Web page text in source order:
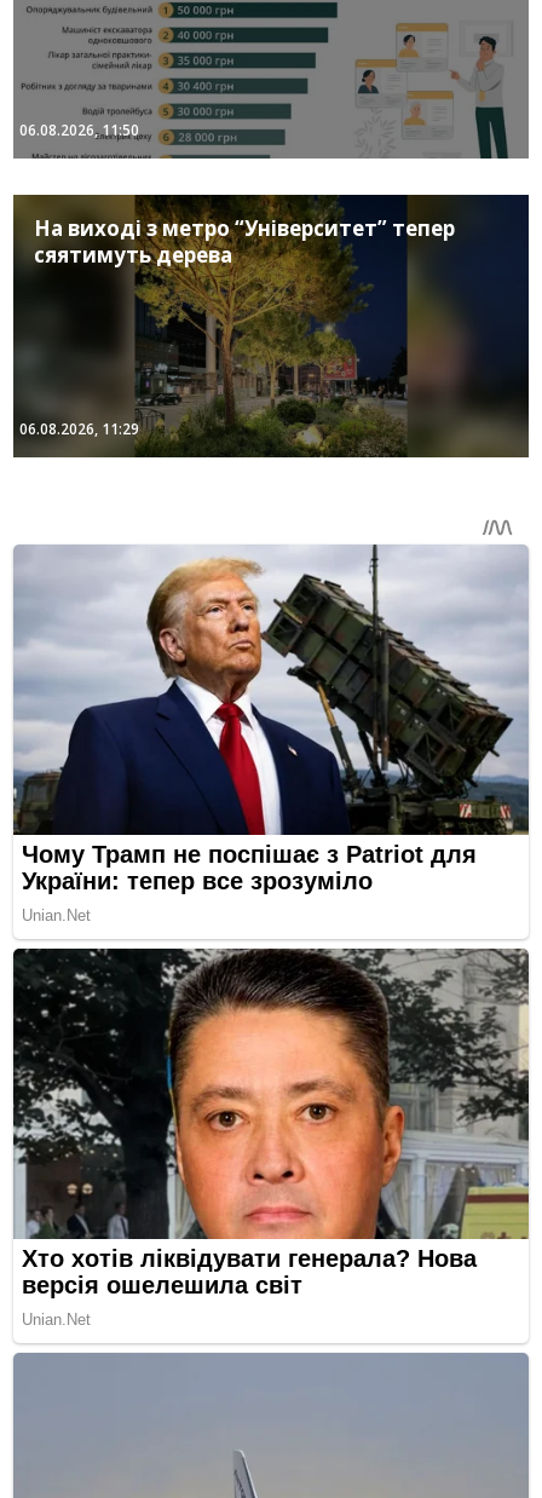
06.08.2026, 11:50
На виході з метро “Університет” тепер
сяятимуть дерева
06.08.2026, 11:29